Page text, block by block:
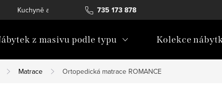
735 173 878
Kuchyně a vestavný nábytek Katalogy ke stažení
z masivu podle typu Kolekce
Matrace Ortopedická matrace ROMANCE